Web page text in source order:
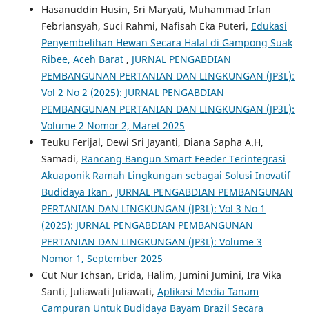
Hasanuddin Husin, Sri Maryati, Muhammad Irfan
Febriansyah, Suci Rahmi, Nafisah Eka Puteri, Edukasi
Penyembelihan Hewan Secara Halal di Gampong Suak
Ribee, Aceh Barat , JURNAL PENGABDIAN
PEMBANGUNAN PERTANIAN DAN LINGKUNGAN (JP3L):
Vol 2 No 2 (2025): JURNAL PENGABDIAN
PEMBANGUNAN PERTANIAN DAN LINGKUNGAN (JP3L):
Volume 2 Nomor 2, Maret 2025
Teuku Ferijal, Dewi Sri Jayanti, Diana Sapha A.H,
Samadi, Rancang Bangun Smart Feeder Terintegrasi
Akuaponik Ramah Lingkungan sebagai Solusi Inovatif
Budidaya Ikan , JURNAL PENGABDIAN PEMBANGUNAN
PERTANIAN DAN LINGKUNGAN (JP3L): Vol 3 No 1
(2025): JURNAL PENGABDIAN PEMBANGUNAN
PERTANIAN DAN LINGKUNGAN (JP3L): Volume 3
Nomor 1, September 2025
Cut Nur Ichsan, Erida, Halim, Jumini Jumini, Ira Vika
Santi, Juliawati Juliawati, Aplikasi Media Tanam
Campuran Untuk Budidaya Bayam Brazil Secara